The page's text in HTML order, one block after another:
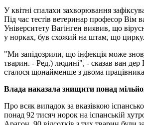
У квітні спалахи захворювання
Під час тестів ветеринар професор Вім
Університету Вагінген виявив, що
у норках, був схожий на штам, що
"Ми запідозрили, що інфекція може
тварин. - Ред.) людині", - сказав ван
сталося щонайменше з двома
Влада наказала знищити понад
Про всяк випадок за вказівкою
понад 92 тисяч норок на іспанській